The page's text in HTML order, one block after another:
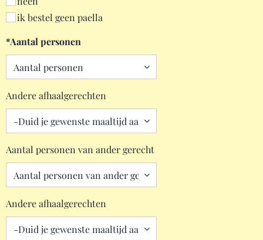
ik bestel geen paella
*Aantal personen
Andere afhaalgerechten
Aantal personen van ander gerecht
Andere afhaalgerechten